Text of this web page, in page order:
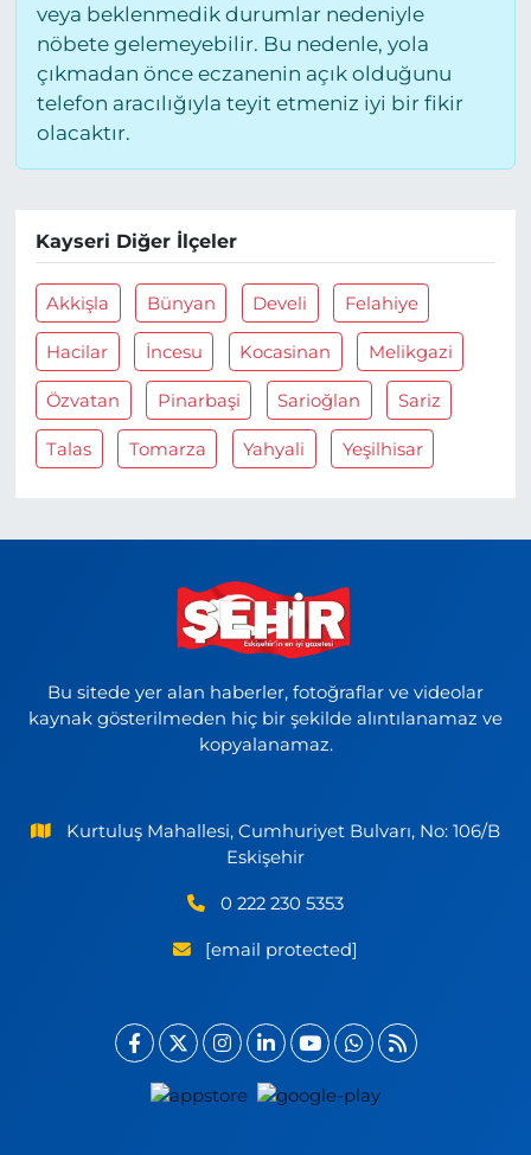
veya beklenmedik durumlar nedeniyle
nöbete gelemeyebilir. Bu nedenle, yola
çıkmadan önce eczanenin açık olduğunu
telefon aracılığıyla teyit etmeniz iyi bir fikir
olacaktır.
Kayseri Diğer İlçeler
Akkişla Bünyan Develi Felahiye
Hacilar İncesu Kocasinan Melikgazi
Özvatan Pinarbaşi Sarioğlan Sariz
Talas Tomarza Yahyali Yeşilhisar
Bu sitede yer alan haberler, fotoğraflar ve videolar
kaynak gösterilmeden hiç bir şekilde alıntılanamaz ve
kopyalanamaz.
Kurtuluş Mahallesi, Cumhuriyet Bulvarı, No: 106/B
Eskişehir
0 222 230 5353
[email protected]